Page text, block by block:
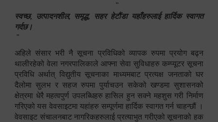
"
स्वच्छ, उत्पादनशील, समृद्ध, सहर हेटौंडा यहाँहरुलाई हार्दिक स्वागत
गर्दछ।
"
अहिले संसार भरी नै सूचना प्रविधिको व्यापक रुपमा प्रयोग बढ्न
थालीरहेको वेला नगरपालिकाले आफ्ना सेवा सुविधाहरु कम्प्यूटर सूचना
प्रविधि अर्थात् विद्युतीय सूचनाका माध्यमबाट प्रत्यक्ष जनताको घर
दैलोमा सुलभ र सहज रुपमा पुर्याचउन सकेको खण्डमा सुशासनको
क्षेत्रमा धेरै महत्वपुर्ण उपलब्धिहरु हासिल हुन सक्ने महशुस गरी निर्माण
गरिएको यस वेवसाइटमा यहांहरु सम्पूर्णमा हार्दिक स्वागत गर्न चाहन्छौं ।
वेवसाइट संचालनबाट नागरिकहरुलाई प्रत्याभुत गरीएको सूचनाको हक